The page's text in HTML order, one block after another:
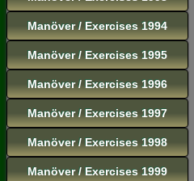
Manöver / Exercises 1994
Manöver / Exercises 1995
Manöver / Exercises 1996
Manöver / Exercises 1997
Manöver / Exercises 1998
Manöver / Exercises 1999